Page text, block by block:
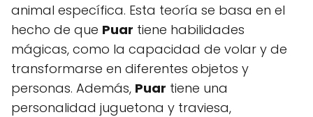
animal específica. Esta teoría se basa en el
hecho de que Puar tiene habilidades
mágicas, como la capacidad de volar y de
transformarse en diferentes objetos y
personas. Además, Puar tiene una
personalidad juguetona y traviesa,